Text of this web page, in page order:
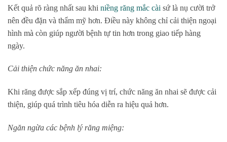
Kết quả rõ ràng nhất sau khi niềng răng mắc cài sứ là nụ cười trở
nên đều đặn và thẩm mỹ hơn. Điều này không chỉ cải thiện ngoại
hình mà còn giúp người bệnh tự tin hơn trong giao tiếp hàng
ngày.
Cải thiện chức năng ăn nhai:
Khi răng được sắp xếp đúng vị trí, chức năng ăn nhai sẽ được cải
thiện, giúp quá trình tiêu hóa diễn ra hiệu quả hơn.
Ngăn ngừa các bệnh lý răng miệng: